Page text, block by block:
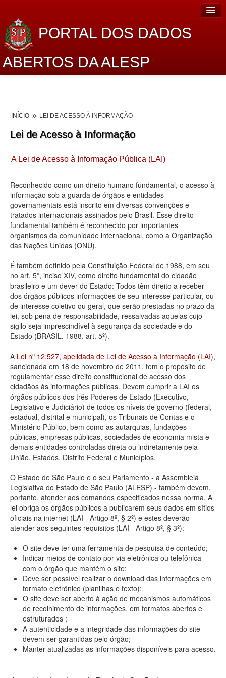
PORTAL DOS DADOS
ABERTOS DA ALESP
Lei de Acesso à Informação
Dados Governamentais Abertos
Planejamento
Catálogo de dados
Processo Legislativo
Deputados Estaduais
Administração
Legislação
Agenda
Perguntas frequentes
Contato
INÍCIO LEI DE ACESSO À INFORMAÇÃO
Lei de Acesso à Informação
A Lei de Acesso à Informação Pública (LAI)
Reconhecido como um direito humano fundamental, o acesso à
informação sob a guarda de órgãos e entidades
governamentais está inscrito em diversas convenções e
tratados internacionais assinados pelo Brasil. Esse direito
fundamental também é reconhecido por importantes
organismos da comunidade internacional, como a Organização
das Nações Unidas (ONU).
É também definido pela Constituição Federal de 1988, em seu
no art. 5º, inciso XIV, como direito fundamental do cidadão
brasileiro e um dever do Estado: Todos têm direito a receber
dos órgãos públicos informações de seu interesse particular, ou
de interesse coletivo ou geral, que serão prestadas no prazo da
lei, sob pena de responsabilidade, ressalvadas aquelas cujo
sigilo seja imprescindível à segurança da sociedade e do
Estado (BRASIL. 1988, art. 5º).
A Lei nº 12.527, apelidada de Lei de Acesso à Informação (LAI),
sancionada em 18 de novembro de 2011, tem o propósito de
regulamentar esse direito constitucional de acesso dos
cidadãos às informações públicas. Devem cumprir a LAI os
órgãos públicos dos três Poderes de Estado (Executivo,
Legislativo e Judiciário) de todos os níveis de governo (federal,
estadual, distrital e municipal), os Tribunais de Contas e o
Ministério Público, bem como as autarquias, fundações
públicas, empresas públicas, sociedades de economia mista e
demais entidades controladas direta ou indiretamente pela
União, Estados, Distrito Federal e Municípios.
O Estado de São Paulo e o seu Parlamento - a Assembleia
Legislativa do Estado de São Paulo (ALESP) - também devem,
portanto, atender aos comandos especificados nessa norma. A
lei obriga os órgãos públicos a publicarem seus dados em sítios
oficiais na internet (LAI - Artigo 8º, § 2º) e estes deverão
atender aos seguintes requisitos (LAI - Artigo 8º, § 3º):
O site deve ter uma ferramenta de pesquisa de conteúdo;
Indicar meios de contato por via eletrônica ou telefônica
com o órgão que mantém o site;
Deve ser possível realizar o download das informações em
formato eletrônico (planilhas e texto);
O site deve ser aberto à ação de mecanismos automáticos
de recolhimento de informações, em formatos abertos e
estruturados ;
A autenticidade e a integridade das informações do site
devem ser garantidas pelo órgão;
Manter atualizadas as informações disponíveis para acesso.